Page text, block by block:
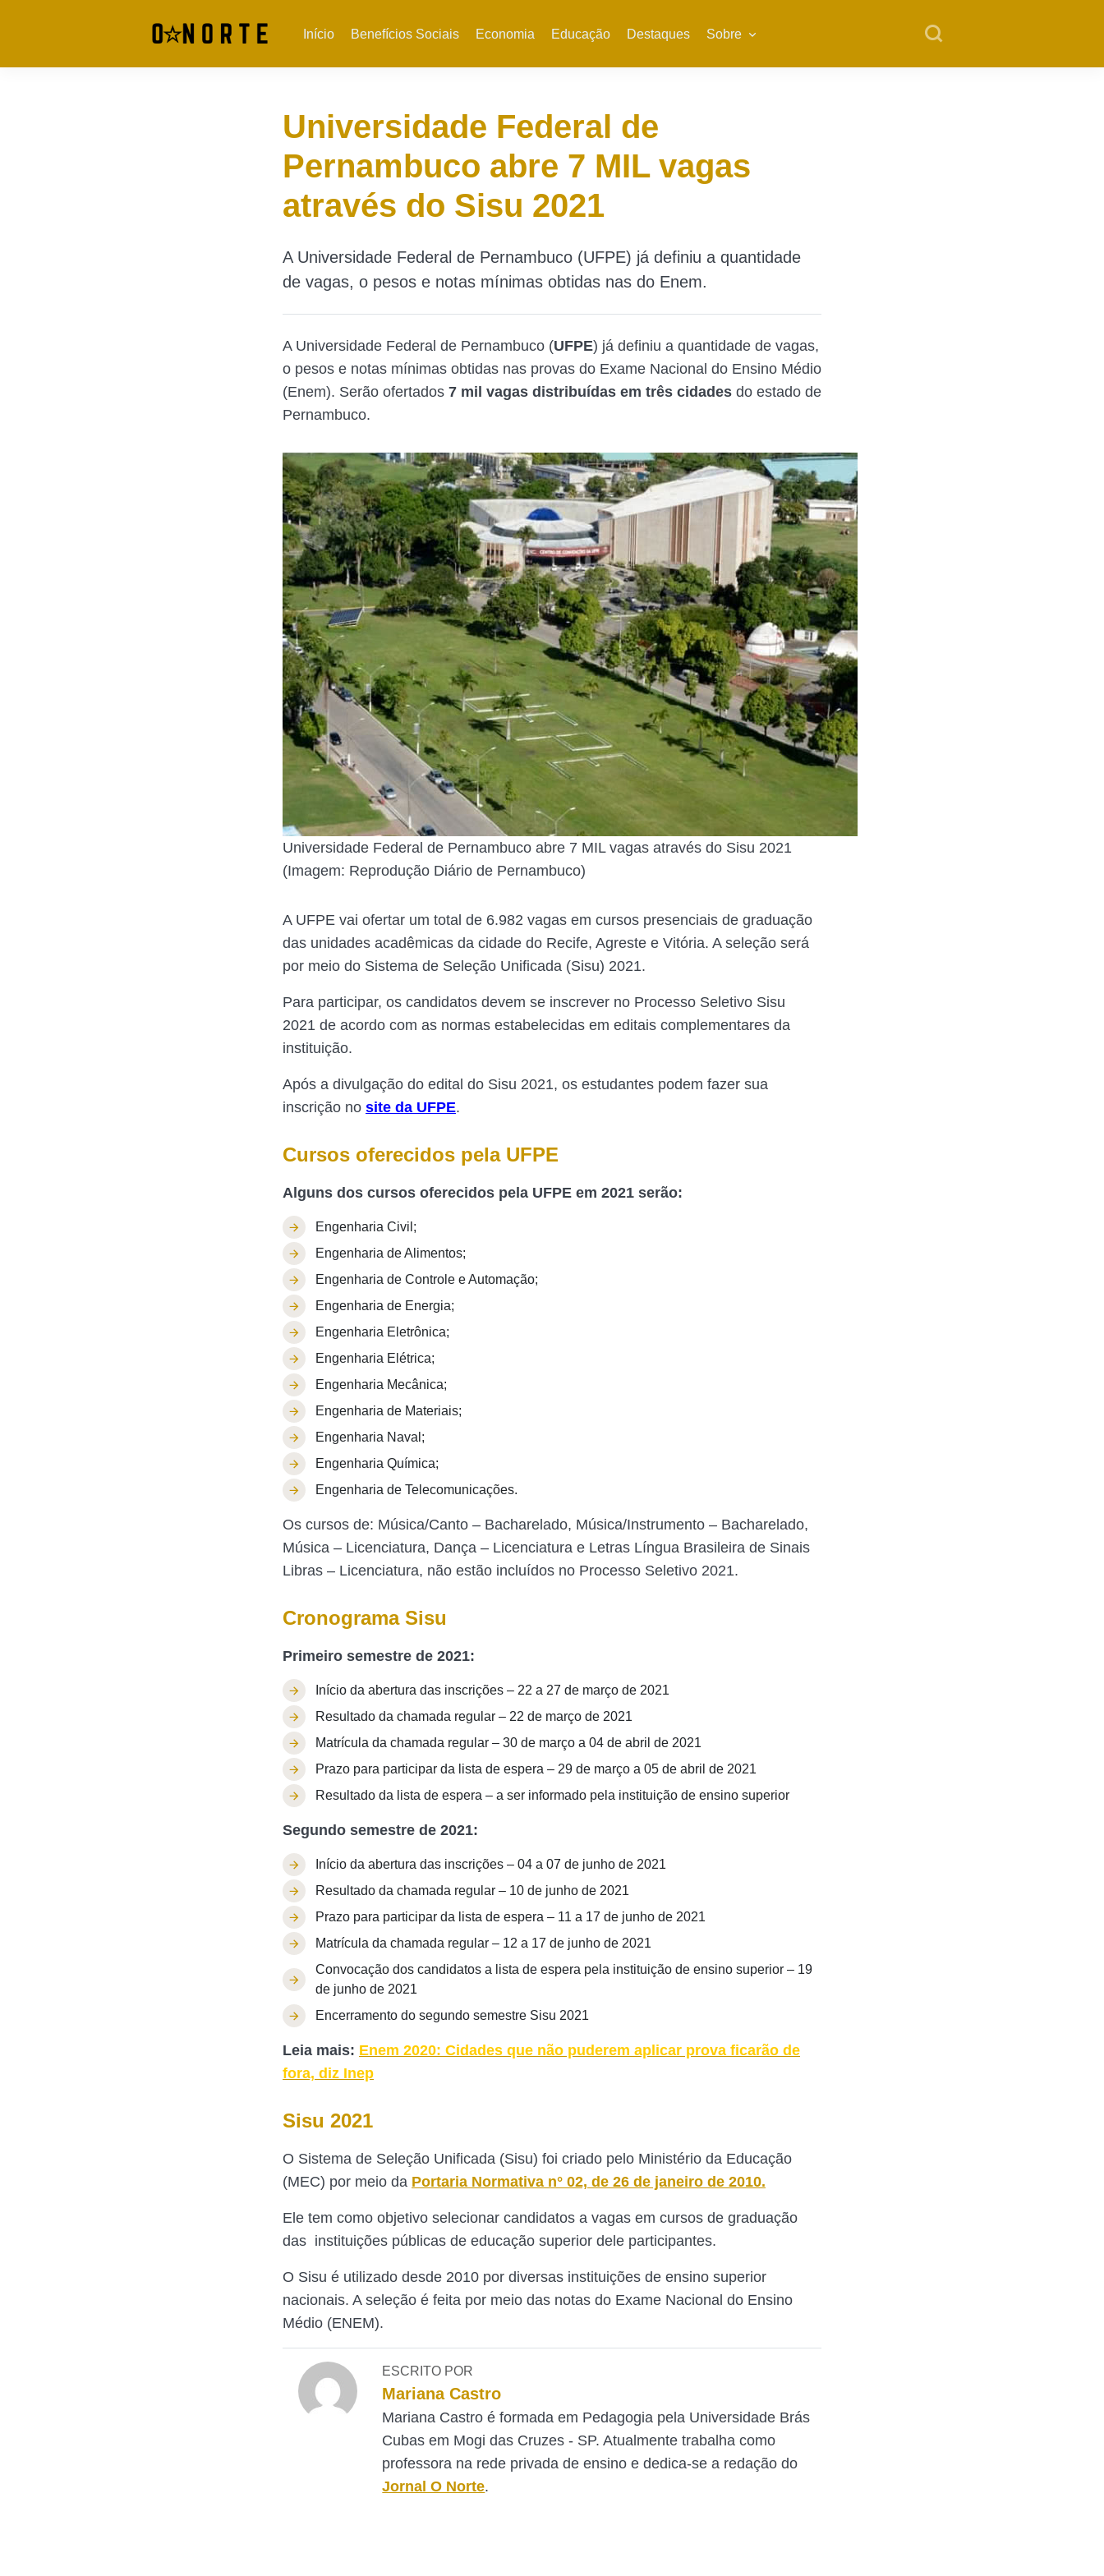
Início Benefícios Sociais Economia Educação Destaques Sobre
Universidade Federal de
Pernambuco abre 7 MIL vagas
através do Sisu 2021
A Universidade Federal de Pernambuco (UFPE) já definiu a quantidade
de vagas, o pesos e notas mínimas obtidas nas do Enem.
A Universidade Federal de Pernambuco (UFPE) já definiu a quantidade de vagas,
o pesos e notas mínimas obtidas nas provas do Exame Nacional do Ensino Médio
(Enem). Serão ofertados 7 mil vagas distribuídas em três cidades do estado de
Pernambuco.
Universidade Federal de Pernambuco abre 7 MIL vagas através do Sisu 2021
(Imagem: Reprodução Diário de Pernambuco)
A UFPE vai ofertar um total de 6.982 vagas em cursos presenciais de graduação
das unidades acadêmicas da cidade do Recife, Agreste e Vitória. A seleção será
por meio do Sistema de Seleção Unificada (Sisu) 2021.
Para participar, os candidatos devem se inscrever no Processo Seletivo Sisu
2021 de acordo com as normas estabelecidas em editais complementares da
instituição.
Após a divulgação do edital do Sisu 2021, os estudantes podem fazer sua
inscrição no site da UFPE.
Cursos oferecidos pela UFPE
Alguns dos cursos oferecidos pela UFPE em 2021 serão:
Engenharia Civil;
Engenharia de Alimentos;
Engenharia de Controle e Automação;
Engenharia de Energia;
Engenharia Eletrônica;
Engenharia Elétrica;
Engenharia Mecânica;
Engenharia de Materiais;
Engenharia Naval;
Engenharia Química;
Engenharia de Telecomunicações.
Os cursos de: Música/Canto – Bacharelado, Música/Instrumento – Bacharelado,
Música – Licenciatura, Dança – Licenciatura e Letras Língua Brasileira de Sinais
Libras – Licenciatura, não estão incluídos no Processo Seletivo 2021.
Cronograma Sisu
Primeiro semestre de 2021:
Início da abertura das inscrições – 22 a 27 de março de 2021
Resultado da chamada regular – 22 de março de 2021
Matrícula da chamada regular – 30 de março a 04 de abril de 2021
Prazo para participar da lista de espera – 29 de março a 05 de abril de 2021
Resultado da lista de espera – a ser informado pela instituição de ensino superior
Segundo semestre de 2021:
Início da abertura das inscrições – 04 a 07 de junho de 2021
Resultado da chamada regular – 10 de junho de 2021
Prazo para participar da lista de espera – 11 a 17 de junho de 2021
Matrícula da chamada regular – 12 a 17 de junho de 2021
Convocação dos candidatos a lista de espera pela instituição de ensino superior – 19
de junho de 2021
Encerramento do segundo semestre Sisu 2021
Leia mais: Enem 2020: Cidades que não puderem aplicar prova ficarão de
fora, diz Inep
Sisu 2021
O Sistema de Seleção Unificada (Sisu) foi criado pelo Ministério da Educação
(MEC) por meio da Portaria Normativa n° 02, de 26 de janeiro de 2010.
Ele tem como objetivo selecionar candidatos a vagas em cursos de graduação
das instituições públicas de educação superior dele participantes.
O Sisu é utilizado desde 2010 por diversas instituições de ensino superior
nacionais. A seleção é feita por meio das notas do Exame Nacional do Ensino
Médio (ENEM).
ESCRITO POR
Mariana Castro
Mariana Castro é formada em Pedagogia pela Universidade Brás
Cubas em Mogi das Cruzes - SP. Atualmente trabalha como
professora na rede privada de ensino e dedica-se a redação do
Jornal O Norte.